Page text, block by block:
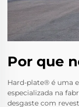
Por que
Hard-plate® é uma
especializada na
desgaste com